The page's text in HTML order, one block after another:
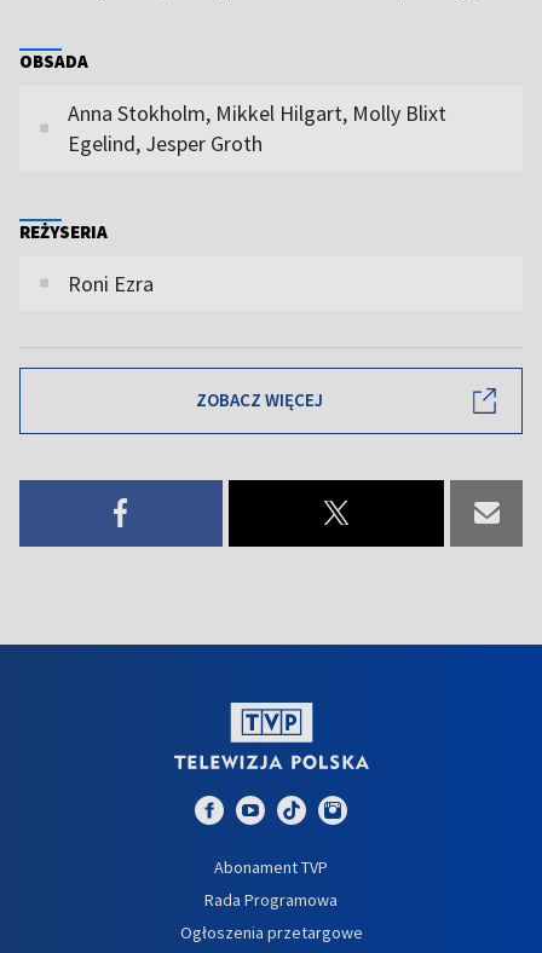
OBSADA
Anna Stokholm, Mikkel Hilgart, Molly Blixt
Egelind, Jesper Groth
REŻYSERIA
Roni Ezra
ZOBACZ WIĘCEJ
Abonament TVP
Rada Programowa
Ogłoszenia przetargowe